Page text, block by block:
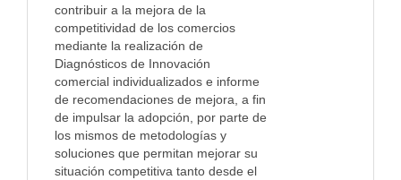
contribuir a la mejora de la
competitividad de los comercios
mediante la realización de
Diagnósticos de Innovación
comercial individualizados e informe
de recomendaciones de mejora, a fin
de impulsar la adopción, por parte de
los mismos de metodologías y
soluciones que permitan mejorar su
situación competitiva tanto desde el